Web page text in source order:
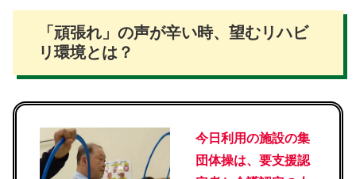
「頑張れ」の声が辛い時、望むリハビ
リ環境とは？
今日利用の施設の集
団体操は、要支援認